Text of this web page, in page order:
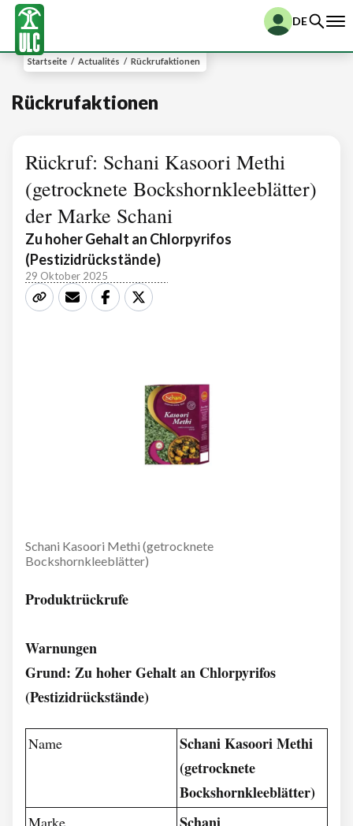
DE
Startseite / Actualités / Rückrufaktionen
Rückrufaktionen
Rückruf: Schani Kasoori Methi
(getrocknete Bockshornkleeblätter)
der Marke Schani
Zu hoher Gehalt an Chlorpyrifos
(Pestizidrückstände)
29 Oktober 2025
Schani Kasoori Methi (getrocknete
Bockshornkleeblätter)
Produktrückrufe
Warnungen
Grund: Zu hoher Gehalt an Chlorpyrifos
(Pestizidrückstände)
Name
Schani Kasoori Methi
(getrocknete
Bockshornkleeblätter)
Marke